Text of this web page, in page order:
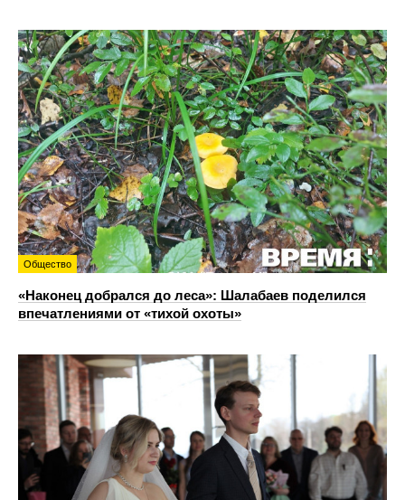
Общество
«Наконец добрался до леса»: Шалабаев поделился
впечатлениями от «тихой охоты»